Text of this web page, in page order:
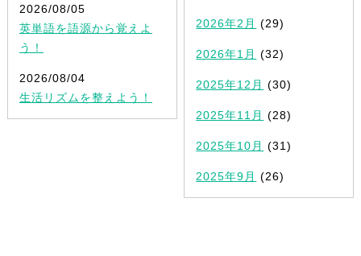
2026/08/05
英単語を語源から覚えよ
う！
2026/08/04
生活リズムを整えよう！
2026年2月 (29)
2026年1月 (32)
2025年12月 (30)
2025年11月 (28)
2025年10月 (31)
2025年9月 (26)